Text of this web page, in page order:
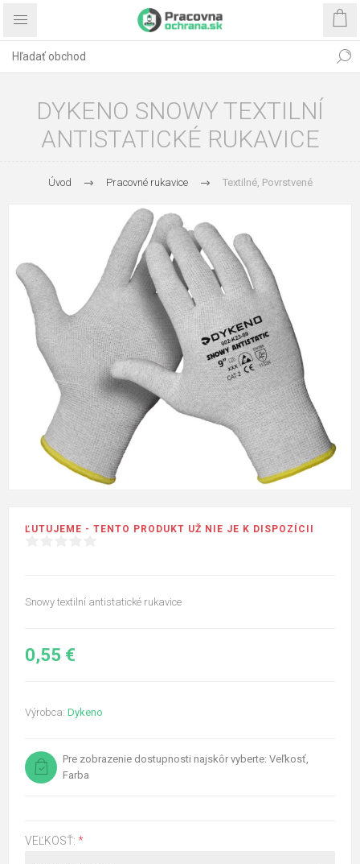
DYKENO SNOWY TEXTILNÍ
ANTISTATICKÉ RUKAVICE
Úvod Pracovné rukavice Textilné, Povrstvené
ĽUTUJEME - TENTO PRODUKT UŽ NIE JE K DISPOZÍCII
Snowy textilní antistatické rukavice
0,55 €
Výrobca: Dykeno
Pre zobrazenie dostupnosti najskôr vyberte: Veľkosť,
Farba
VEĽKOSŤ: *